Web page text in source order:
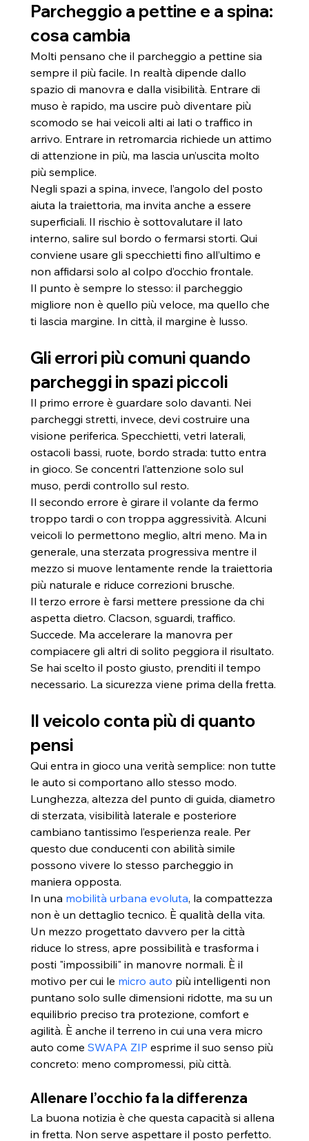
Parcheggio a pettine e a spina:
cosa cambia
Molti pensano che il parcheggio a pettine sia
sempre il più facile. In realtà dipende dallo
spazio di manovra e dalla visibilità. Entrare di
muso è rapido, ma uscire può diventare più
scomodo se hai veicoli alti ai lati o traffico in
arrivo. Entrare in retromarcia richiede un attimo
di attenzione in più, ma lascia un’uscita molto
più semplice.
Negli spazi a spina, invece, l’angolo del posto
aiuta la traiettoria, ma invita anche a essere
superficiali. Il rischio è sottovalutare il lato
interno, salire sul bordo o fermarsi storti. Qui
conviene usare gli specchietti fino all’ultimo e
non affidarsi solo al colpo d’occhio frontale.
Il punto è sempre lo stesso: il parcheggio
migliore non è quello più veloce, ma quello che
ti lascia margine. In città, il margine è lusso.
Gli errori più comuni quando
parcheggi in spazi piccoli
Il primo errore è guardare solo davanti. Nei
parcheggi stretti, invece, devi costruire una
visione periferica. Specchietti, vetri laterali,
ostacoli bassi, ruote, bordo strada: tutto entra
in gioco. Se concentri l’attenzione solo sul
muso, perdi controllo sul resto.
Il secondo errore è girare il volante da fermo
troppo tardi o con troppa aggressività. Alcuni
veicoli lo permettono meglio, altri meno. Ma in
generale, una sterzata progressiva mentre il
mezzo si muove lentamente rende la traiettoria
più naturale e riduce correzioni brusche.
Il terzo errore è farsi mettere pressione da chi
aspetta dietro. Clacson, sguardi, traffico.
Succede. Ma accelerare la manovra per
compiacere gli altri di solito peggiora il risultato.
Se hai scelto il posto giusto, prenditi il tempo
necessario. La sicurezza viene prima della fretta.
Il veicolo conta più di quanto
pensi
Qui entra in gioco una verità semplice: non tutte
le auto si comportano allo stesso modo.
Lunghezza, altezza del punto di guida, diametro
di sterzata, visibilità laterale e posteriore
cambiano tantissimo l’esperienza reale. Per
questo due conducenti con abilità simile
possono vivere lo stesso parcheggio in
maniera opposta.
In una mobilità urbana evoluta, la compattezza
non è un dettaglio tecnico. È qualità della vita.
Un mezzo progettato davvero per la città
riduce lo stress, apre possibilità e trasforma i
posti "impossibili" in manovre normali. È il
motivo per cui le micro auto più intelligenti non
puntano solo sulle dimensioni ridotte, ma su un
equilibrio preciso tra protezione, comfort e
agilità. È anche il terreno in cui una vera micro
auto come SWAPA ZIP esprime il suo senso più
concreto: meno compromessi, più città.
Allenare l’occhio fa la differenza
La buona notizia è che questa capacità si allena
in fretta. Non serve aspettare il posto perfetto.